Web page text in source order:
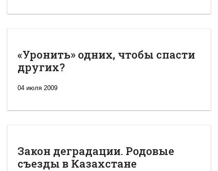
«Уронить» одних, чтобы спасти
других?
04 июля 2009
Закон деградации. Родовые
съезды в Казахстане